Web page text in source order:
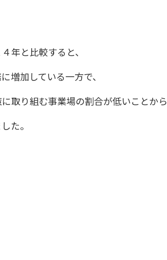
年と比較すると、
増加している一方で、
取り組む事業場の割合が低いことから
た。